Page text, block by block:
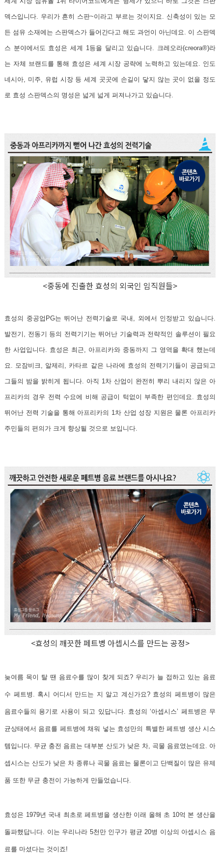
덱스입니다. 우리가 흔히 스판~이라고 부르는 것이지요. 신축성이 있는 모
든 섬유 소재에는 스판덱스가 들어간다고 해도 과언이 아닌데요. 이 스판덱
스 분야에서도 효성은 세계 1등을 달리고 있습니다. 크레오라(creora®)라
는 자체 브랜드를 통해 효성은 세계 시장 공략에 노력하고 있는데요. 인도
네시아, 미주, 유럽 시장 등 세계 곳곳에 손길이 닿지 않는 곳이 없을 정도
로 효성 스판덱스의 명성은 넓게 넓게 퍼져나가고 있습니다.
<중동에 진출한 효성의 외국인 임직원들>
효성의 중공업PG는 뛰어난 전력기술로 국내, 외에서 인정받고 있습니다.
발전기, 전동기 등의 전력기기는 뛰어난 기술력과 전략적인 솔루션이 필요
한 사업입니다. 효성은 최근, 아프리카와 중동까지 그 영역을 확대 했는데
요. 모잠비크, 알제리, 카타르 같은 나라에 효성의 전력기기들이 공급되고
그들의 밤을 밝히게 됩니다. 아직 1차 산업이 완전히 뿌리 내리지 않은 아
프리카의 경우 전력 수요에 비해 공급이 턱없이 부족한 편인데요. 효성의
뛰어난 전력 기술을 통해 아프리카의 1차 산업 성장 지원은 물론 아프리카
주민들의 편의가 크게 향상될 것으로 보입니다.
<효성의 깨끗한 페트병 아셉시스를 만드는 공정>
늦여름 목이 탈 땐 음료수를 많이 찾게 되죠? 우리가 늘 접하고 있는 음료
수 페트병. 혹시 어디서 만드는 지 알고 계신가요? 효성의 페트병이 많은
음료수들의 용기로 사용이 되고 있답니다. 효성의 ‘아셉시스’ 페트병은 무
균상태에서 음료를 페트병에 채워 넣는 효성만의 특별한 페트병 생산 시스
템입니다. 무균 충전 음료는 대부분 산도가 낮은 차, 곡물 음료였는데요. 아
셉시스는 산도가 낮은 차 종류나 곡물 음료는 물론이고 단백질이 많은 유제
품 또한 무균 충전이 가능하게 만들었습니다.
효성은 1979년 국내 최초로 페트병을 생산한 이래 올해 초 10억 본 생산을
돌파했답니다. 이는 우리나라 5천만 인구가 평균 20병 이상의 아셉시스 음
료를 마셨다는 것이죠!